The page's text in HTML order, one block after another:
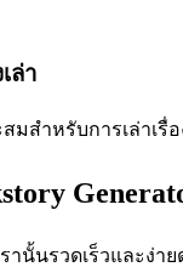
ล่า
สมสำหรับการเล่า
เรานั้นรวดเร็วแล